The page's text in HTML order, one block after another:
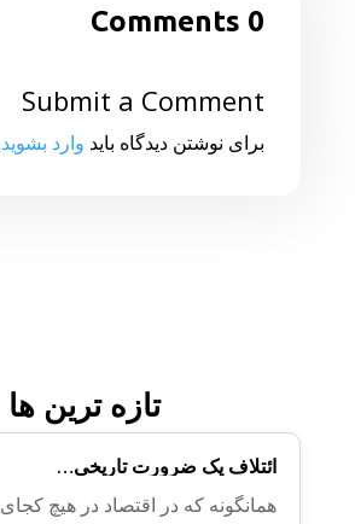
0 Comments
Submit a Comment
برای نوشتن دیدگاه باید وارد بشوید
تازه ترین ها
ائتلاف یک ضرورت تاریخی…
همانگونه که در اقتصاد در هیچ